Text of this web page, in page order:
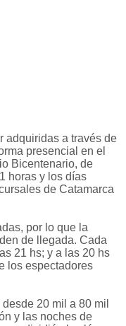
adquiridas a través de
presencial en el
Bicentenario, de
horas y los días
de Catamarca
por lo que la
de llegada. Cada
21 hs; y a las 20 hs
los espectadores
20 mil a 80 mil
y las noches de